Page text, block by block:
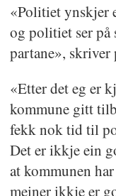
«Politiet ynskjer
og politiet ser på
partane»,
«Etter det eg er
kommune gitt
fekk nok tid til
Det er ikkje ein
at kommunen
meiner ikkje er